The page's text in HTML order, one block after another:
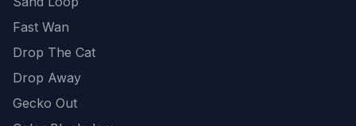
Fast Wan
Drop The Cat
Drop Away
Gecko Out